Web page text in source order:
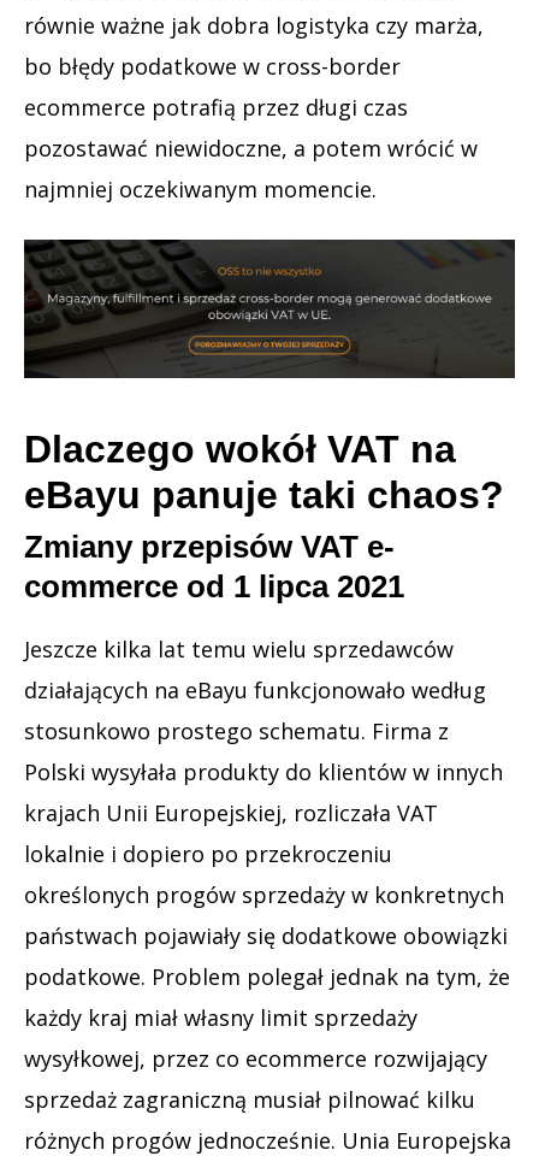
równie ważne jak dobra logistyka czy marża,
bo błędy podatkowe w cross-border
ecommerce potrafią przez długi czas
pozostawać niewidoczne, a potem wrócić w
najmniej oczekiwanym momencie.
Dlaczego wokół VAT na
eBayu panuje taki chaos?
Zmiany przepisów VAT e-
commerce od 1 lipca 2021
Jeszcze kilka lat temu wielu sprzedawców
działających na eBayu funkcjonowało według
stosunkowo prostego schematu. Firma z
Polski wysyłała produkty do klientów w innych
krajach Unii Europejskiej, rozliczała VAT
lokalnie i dopiero po przekroczeniu
określonych progów sprzedaży w konkretnych
państwach pojawiały się dodatkowe obowiązki
podatkowe. Problem polegał jednak na tym, że
każdy kraj miał własny limit sprzedaży
wysyłkowej, przez co ecommerce rozwijający
sprzedaż zagraniczną musiał pilnować kilku
różnych progów jednocześnie. Unia Europejska